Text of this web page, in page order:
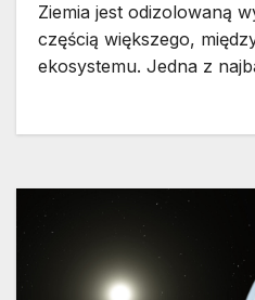
Ziemia jest odizolowaną
częścią większego,
ekosystemu. Jedna z